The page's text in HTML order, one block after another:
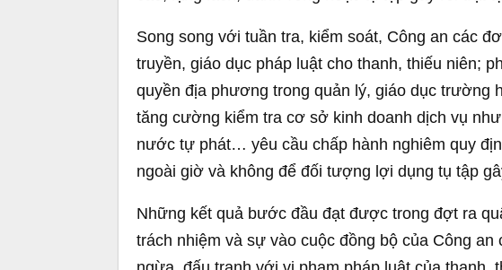
Song song với tuần tra, kiểm soát, Công an các
truyền, giáo dục pháp luật cho thanh, thiếu niên;
quyền địa phương trong quản lý, giáo dục trường
tăng cường kiểm tra cơ sở kinh doanh dịch vụ
nước tự phát… yêu cầu chấp hành nghiêm quy
ngoài giờ và không để đối tượng lợi dụng tụ tập
Những kết quả bước đầu đạt được trong đợt ra
trách nhiệm và sự vào cuộc đồng bộ của Công